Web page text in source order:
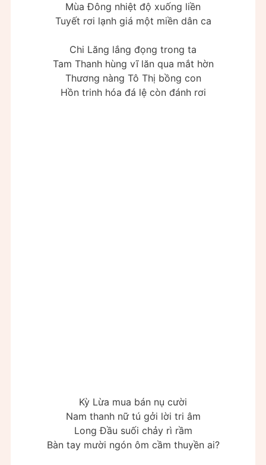
Mùa Đông nhiệt độ xuống liền
Tuyết rơi lạnh giá một miền dân ca
Chi Lăng lắng đọng trong ta
Tam Thanh hùng vĩ lăn qua mắt hờn
Thương nàng Tô Thị bồng con
Hồn trinh hóa đá lệ còn đánh rơi
Kỳ Lừa mua bán nụ cười
Nam thanh nữ tú gởi lời tri âm
Long Đầu suối chảy rì rầm
Bàn tay mười ngón ôm cầm thuyền ai?